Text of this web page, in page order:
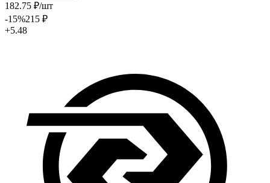
182.75 ₽/шт
-15%215 ₽
+5.48